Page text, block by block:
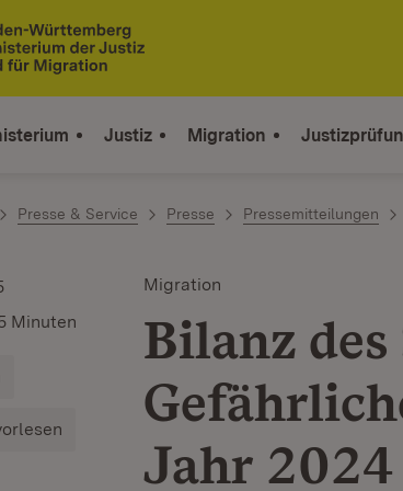
Justiz Migration
Presse & Service Presse Pressemitteilungen
Migration
Bilanz
Jahr
Minuten